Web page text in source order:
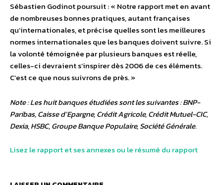
Sébastien Godinot poursuit : « Notre rapport met en avant
de nombreuses bonnes pratiques, autant françaises
qu’internationales, et précise quelles sont les meilleures
normes internationales que les banques doivent suivre. Si
la volonté témoignée par plusieurs banques est réelle,
celles-ci devraient s’inspirer dès 2006 de ces éléments.
C’est ce que nous suivrons de près. »
Note : Les huit banques étudiées sont les suivantes : BNP-
Paribas, Caisse d’Epargne, Crédit Agricole, Crédit Mutuel-CIC,
Dexia, HSBC, Groupe Banque Populaire, Société Générale.
Lisez le rapport et ses annexes ou le résumé du rapport